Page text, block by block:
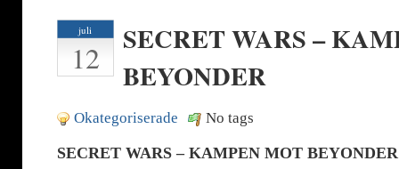
juli
12
SECRET WARS –
BEYONDER
Okategoriserade No tags
SECRET WARS – KAMPEN MOT BEYONDER